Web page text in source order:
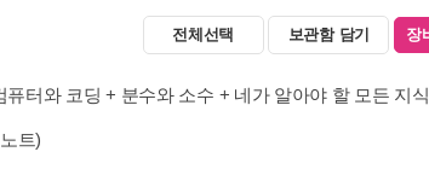
전체선택 보관함 담기 장
터와 코딩 + 분수와 소수 + 네가 알아야 할 모든 지식
트)